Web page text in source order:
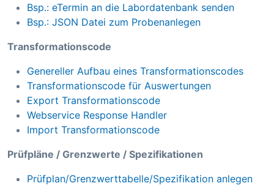
Bsp.: eTermin an die Labordatenbank senden
Bsp.: JSON Datei zum Probenanlegen
Transformationscode
Genereller Aufbau eines Transformationscodes
Transformationscode für Auswertungen
Export Transformationscode
Webservice Response Handler
Import Transformationscode
Prüfpläne / Grenzwerte / Spezifikationen
Prüfplan/Grenzwerttabelle/Spezifikation anlegen